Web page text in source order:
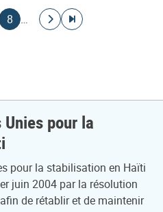
courante
8 …
à la page suivante
Aller à la dernière page
pour la
pour la stabilisation en Haïti
juin 2004 par la résolution
de rétablir et de maintenir